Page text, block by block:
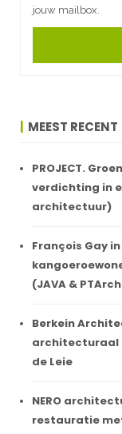
jouw mailbox.
MEEST RECENT
PROJECT.
verdichting in
architectuur)
François Gay
(JAVA &
Berkein
architecturaal
de Leie
NERO
restauratie